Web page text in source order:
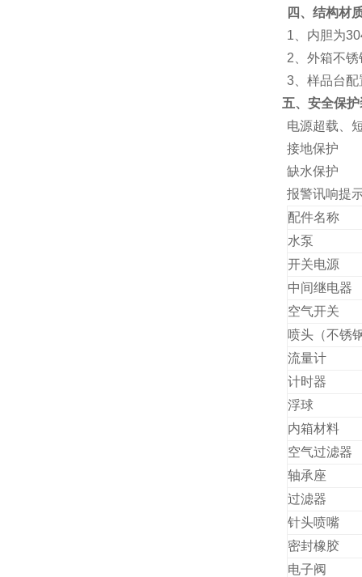
四、结构材
1 、内胆为
2 、外箱不
3 、样品台
五、安全保
电源超载、
接地保护
缺水保护
报警讯响提
配件名称
水泵
开关电源
中间继电器
空气开关
喷头（不锈
流量计
计时器
浮球
内箱材料
空气过滤器
轴承座
过滤器
针头喷嘴
密封橡胶
电子阀